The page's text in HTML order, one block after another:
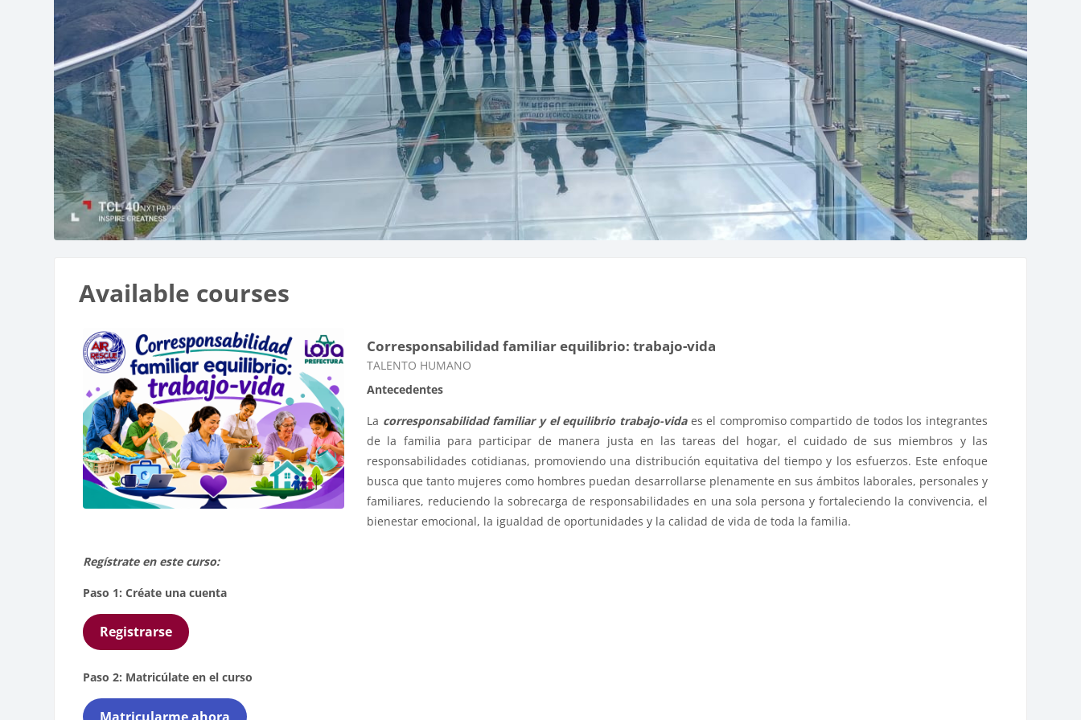
Blocks
Available courses
Corresponsabilidad familiar equilibrio: trabajo-vida
Course category
TALENTO HUMANO
Antecedentes
La corresponsabilidad familiar y el equilibrio trabajo-vidaes el compromiso compartido de todos los integrantes
de la familia para participar de manera justa en las tareas del hogar, el cuidado de sus miembros y las
responsabilidades cotidianas, promoviendo una distribución equitativa del tiempo y los esfuerzos. Este enfoque
busca que tanto mujeres como hombres puedan desarrollarse plenamente en sus ámbitos laborales, personales y
familiares, reduciendo la sobrecarga de responsabilidades en una sola persona y fortaleciendo la convivencia, el
bienestar emocional, la igualdad de oportunidades y la calidad de vida de toda la familia.
Regístrate en este curso:
Paso 1: Créate una cuenta
Registrarse
Paso 2: Matricúlate en el curso
Matricularme ahora